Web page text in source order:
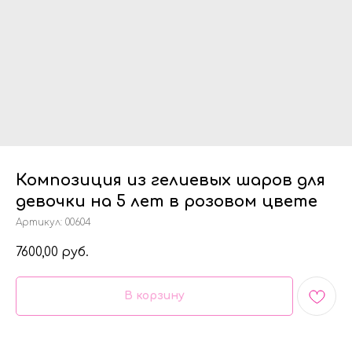
Композиция из гелиевых шаров для
девочки на 5 лет в розовом цвете
Артикул: 00604
7600,00 руб.
В корзину